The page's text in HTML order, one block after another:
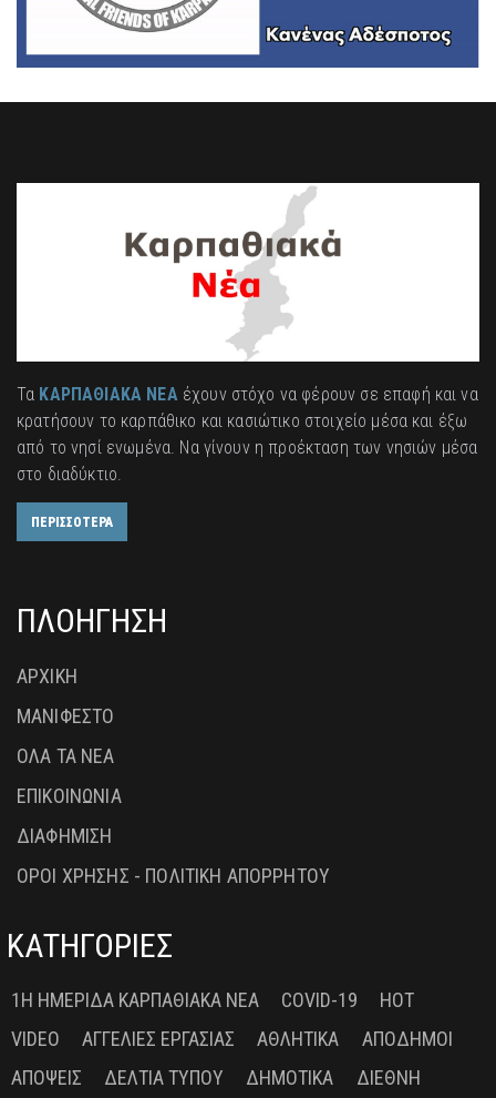
Τα ΚΑΡΠΑΘΙΑΚΑ ΝΕΑέχουν στόχο να φέρουν σε επαφή και να
κρατήσουν το καρπάθικο και κασιώτικο στοιχείο μέσα και έξω
από το νησί ενωμένα. Να γίνουν η προέκταση των νησιών μέσα
στο διαδύκτιο.
ΠΕΡΙΣΣΟΤΕΡΑ
ΠΛΟΗΓΗΣΗ
ΑΡΧΙΚΗ
ΜΑΝΙΦΕΣΤΟ
ΟΛΑ ΤΑ ΝΕΑ
ΕΠΙΚΟΙΝΩΝΙΑ
ΔΙΑΦΗΜΙΣΗ
ΟΡΟΙ ΧΡΗΣΗΣ - ΠΟΛΙΤΙΚΗ ΑΠΟΡΡΗΤΟΥ
ΚΑΤΗΓΟΡΙΕΣ
1Η ΗΜΕΡΊΔΑ ΚΑΡΠΑΘΙΑΚΆ ΝΈΑ COVID-19
HOT
VIDEO
ΑΓΓΕΛΊΕΣ ΕΡΓΑΣΊΑΣ ΑΘΛΗΤΙΚΆ
ΑΠΌΔΗΜΟΙ
ΑΠΌΨΕΙΣ
ΔΕΛΤΊΑ ΤΎΠΟΥ ΔΗΜΟΤΙΚΆ ΔΙΕΘΝΉ